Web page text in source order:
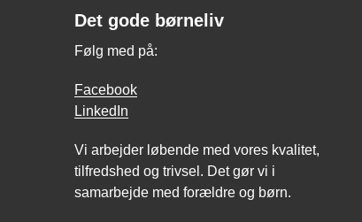
Det gode børneliv
Følg med på:
Facebook
LinkedIn
Vi arbejder løbende med vores kvalitet,
tilfredshed og trivsel. Det gør vi i
samarbejde med forældre og børn.